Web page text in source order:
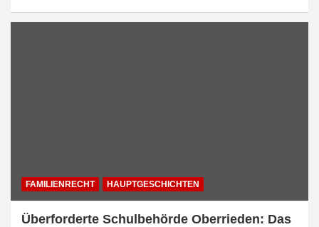
FAMILIENRECHT HAUPTGESCHICHTEN
Überforderte Schulbehörde Oberrieden: Das